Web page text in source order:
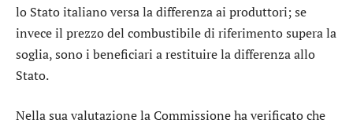
lo Stato italiano versa la differenza ai produttori; se
invece il prezzo del combustibile di riferimento supera la
soglia, sono i beneficiari a restituire la differenza allo
Stato.
Nella sua valutazione la Commissione ha verificato che